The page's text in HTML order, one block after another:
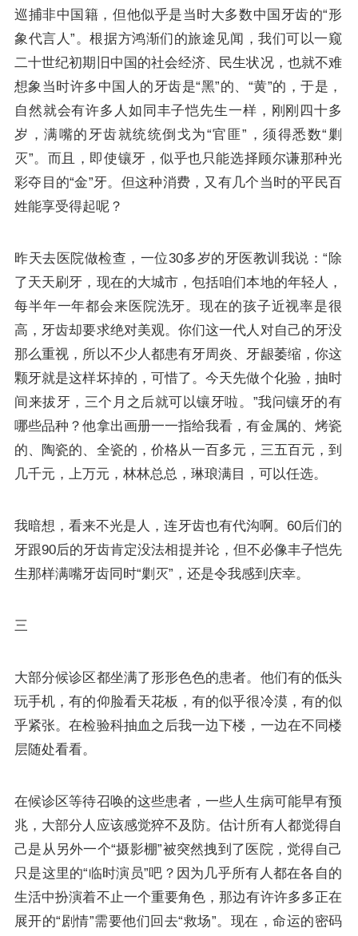
巡捕非中国籍，但他似乎是当时大多数中国牙齿的“形
象代言人”。根据方鸿渐们的旅途见闻，我们可以一窥
二十世纪初期旧中国的社会经济、民生状况，也就不难
想象当时许多中国人的牙齿是“黑”的、“黄”的，于是，
自然就会有许多人如同丰子恺先生一样，刚刚四十多
岁，满嘴的牙齿就统统倒戈为“官匪”，须得悉数“剿
灭”。而且，即使镶牙，似乎也只能选择顾尔谦那种光
彩夺目的“金”牙。但这种消费，又有几个当时的平民百
姓能享受得起呢？
昨天去医院做检查，一位30多岁的牙医教训我说：“除
了天天刷牙，现在的大城市，包括咱们本地的年轻人，
每半年一年都会来医院洗牙。现在的孩子近视率是很
高，牙齿却要求绝对美观。你们这一代人对自己的牙没
那么重视，所以不少人都患有牙周炎、牙龈萎缩，你这
颗牙就是这样坏掉的，可惜了。今天先做个化验，抽时
间来拔牙，三个月之后就可以镶牙啦。”我问镶牙的有
哪些品种？他拿出画册一一指给我看，有金属的、烤瓷
的、陶瓷的、全瓷的，价格从一百多元，三五百元，到
几千元，上万元，林林总总，琳琅满目，可以任选。
我暗想，看来不光是人，连牙齿也有代沟啊。60后们的
牙跟90后的牙齿肯定没法相提并论，但不必像丰子恺先
生那样满嘴牙齿同时“剿灭”，还是令我感到庆幸。
三
大部分候诊区都坐满了形形色色的患者。他们有的低头
玩手机，有的仰脸看天花板，有的似乎很冷漠，有的似
乎紧张。在检验科抽血之后我一边下楼，一边在不同楼
层随处看看。
在候诊区等待召唤的这些患者，一些人生病可能早有预
兆，大部分人应该感觉猝不及防。估计所有人都觉得自
己是从另外一个“摄影棚”被突然拽到了医院，觉得自己
只是这里的“临时演员”吧？因为几乎所有人都在各自的
生活中扮演着不止一个重要角色，那边有许许多多正在
展开的“剧情”需要他们回去“救场”。现在，命运的密码